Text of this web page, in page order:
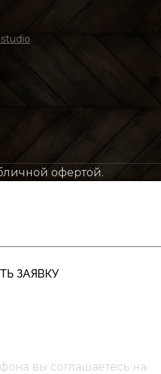
офертой.
ЗАЯВКУ
вы соглашаетесь на